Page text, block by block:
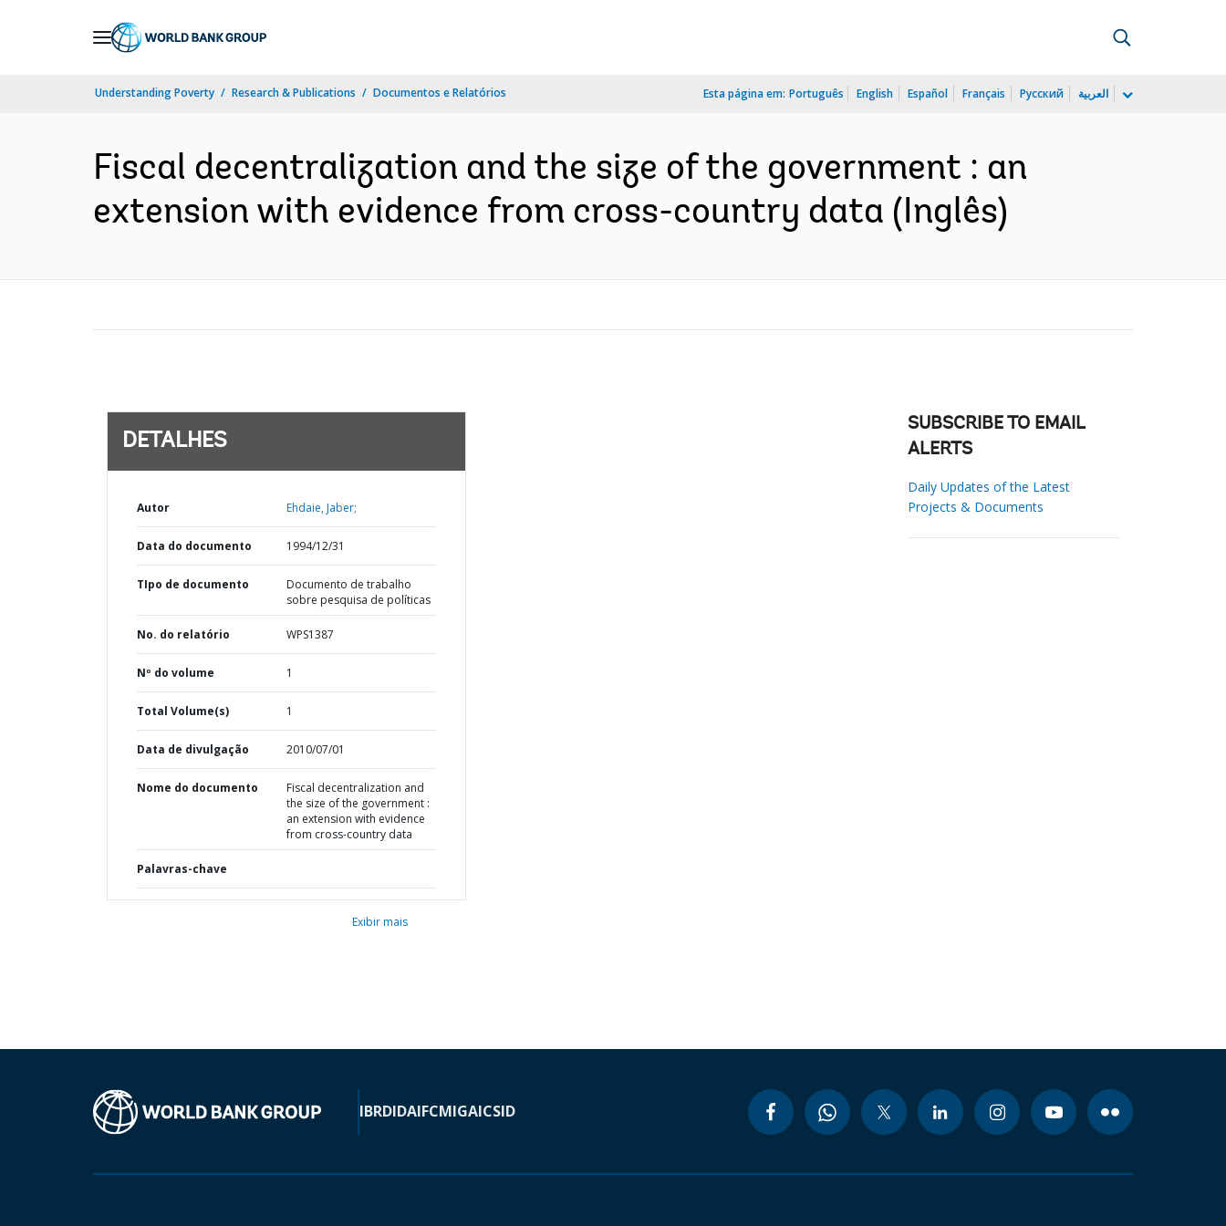
Understanding Poverty Research & Publications Documentos e Relatórios Esta página em: Português English Español Français Русский العربية
Fiscal decentralization and the size of the government : an
extension with evidence from cross-country data (Inglês)
DETALHES
Autor Ehdaie, Jaber;
Data do documento 1994/12/31
TIpo de documento
Documento de trabalho
sobre pesquisa de políticas
No. do relatório WPS1387
Nº do volume 1
Total Volume(s) 1
Data de divulgação 2010/07/01
Nome do documento
Fiscal decentralization and
the size of the government :
an extension with evidence
from cross-country data
Palavras-chave
Exibir mais
SUBSCRIBE TO EMAIL
ALERTS
Daily Updates of the Latest
Projects & Documents
IBRDIDAIFCMIGAICSID